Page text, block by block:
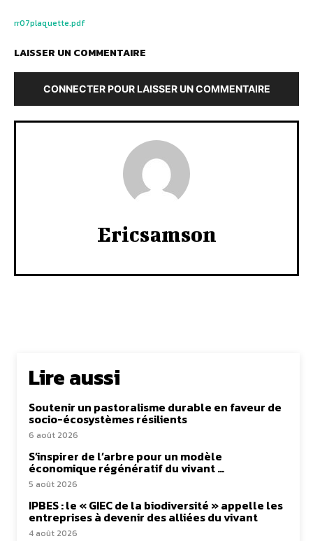
rr07plaquette.pdf
LAISSER UN COMMENTAIRE
CONNECTER POUR LAISSER UN COMMENTAIRE
Ericsamson
Lire aussi
Soutenir un pastoralisme durable en faveur de
socio-écosystèmes résilients
6 août 2026
S’inspirer de l’arbre pour un modèle
économique régénératif du vivant …
5 août 2026
IPBES : le « GIEC de la biodiversité » appelle les
entreprises à devenir des alliées du vivant
4 août 2026